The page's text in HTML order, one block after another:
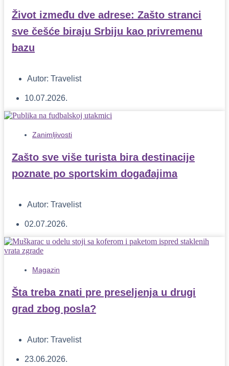
Život između dve adrese: Zašto stranci
sve češće biraju Srbiju kao privremenu
bazu
Autor: Travelist
10.07.2026.
Zanimljivosti
Zašto sve više turista bira destinacije
poznate po sportskim događajima
Autor: Travelist
02.07.2026.
Magazin
Šta treba znati pre preseljenja u drugi
grad zbog posla?
Autor: Travelist
23.06.2026.